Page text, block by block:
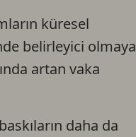
küresel
belirleyici olmaya
artan vaka
daha da